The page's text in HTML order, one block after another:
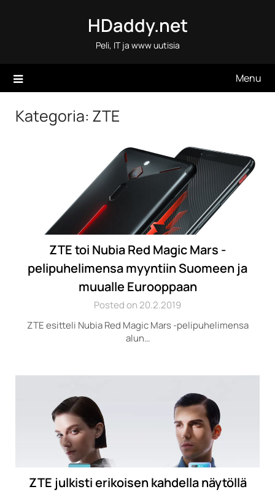
HDaddy.net
Peli, IT ja www uutisia
Menu
Kategoria: ZTE
ZTE toi Nubia Red Magic Mars -
pelipuhelimensa myyntiin Suomeen ja
muualle Eurooppaan
Posted on 20.2.2019
ZTE esitteli Nubia Red Magic Mars -pelipuhelimensa
alun…
ZTE julkisti erikoisen kahdella näytöllä